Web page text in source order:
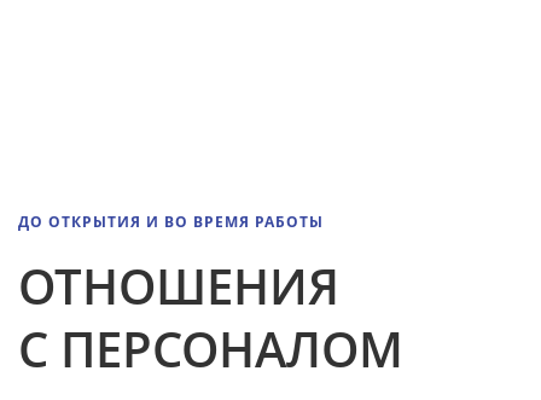
ДО ОТКРЫТИЯ И ВО ВРЕМЯ РАБОТЫ
ОТНОШЕНИЯ
С ПЕРСОНАЛОМ